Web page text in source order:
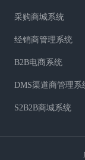
采购商城系统
经销商管理系统
B2B电商系统
DMS渠道商管理系
S2B2B商城系统